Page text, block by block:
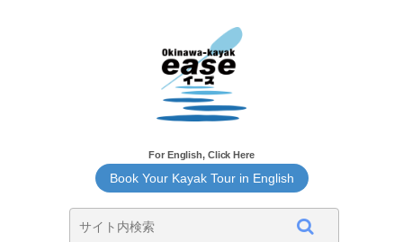
For English, Click Here
Book Your Kayak Tour in English